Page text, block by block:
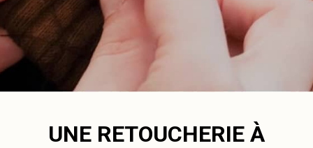
UNE RETOUCHERIE À